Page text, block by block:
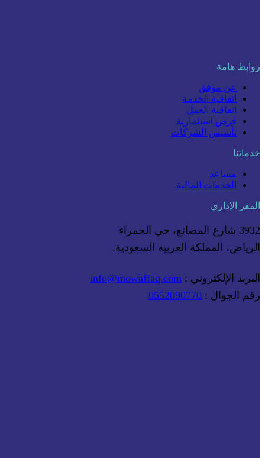
روابط هامة
عن موفق
اتفاقية الخدمة
اتفاقية العمل
فرص استثمارية
تأسيس الشركات
خدماتنا
مساعد
الخدمات المالية
المقر الإداري
3932 شارع المصانع، حي الحمراء
الرياض، المملكة العربية السعودية.
البريد الإلكتروني : info@mowaffaq.com
رقم الجوال : 0552090770